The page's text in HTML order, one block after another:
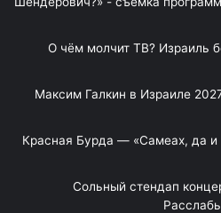
«О чём молчит ТВ? Израиль
Максим Галкин в Израиле
Красная Бурда — «Самеах, да и
"Сольный стендап